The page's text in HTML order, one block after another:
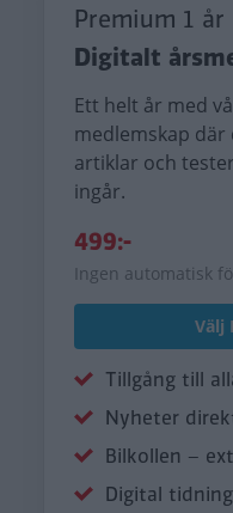
Premium 1 år
Digitalt
Ett helt år med
medlemskap
artiklar och
ingår.
499:-
Ingen automatisk
Välj
Tillgång till
Nyheter
Bilkollen –
Digital tidning